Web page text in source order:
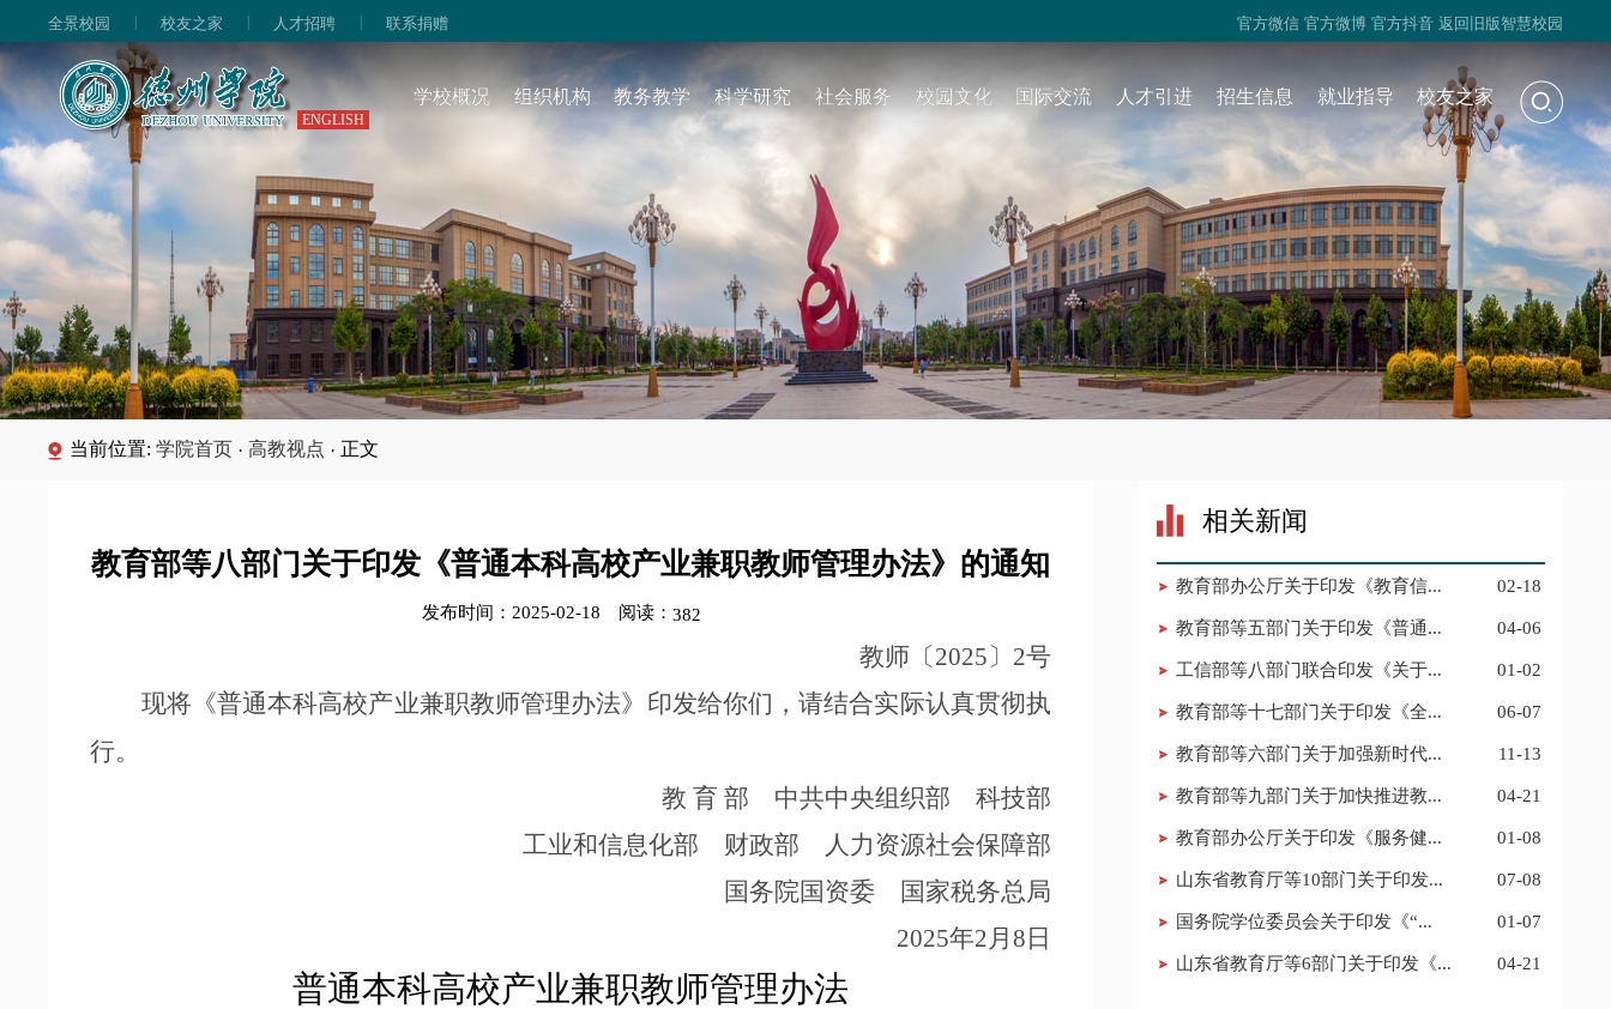
全景校园 | 校友之家 | 人才招聘 | 联系捐赠 官方微信 官方微博 官方抖音 返回旧版智慧校园
ENGLISH
学校概况 组织机构 教务教学 科学研究 社会服务 校园文化 国际交流 人才引进 招生信息 就业指导 校友之家
当前位置:学院首页 · 高教视点 · 正文
教育部等八部门关于印发《普通本科高校产业兼职教师管理办法》的通知
发布时间：2025-02-18 阅读： 382
教师〔2025〕2号
现将《普通本科高校产业兼职教师管理办法》印发给你们，请结合实际认真贯彻执
行。
教 育 部 中共中央组织部 科技部
工业和信息化部 财政部 人力资源社会保障部
国务院国资委 国家税务总局
2025年2月8日
普通本科高校产业兼职教师管理办法
相关新闻
教育部办公厅关于印发《教育信... 02-18
教育部等五部门关于印发《普通... 04-06
工信部等八部门联合印发《关于... 01-02
教育部等十七部门关于印发《全... 06-07
教育部等六部门关于加强新时代... 11-13
教育部等九部门关于加快推进教... 04-21
教育部办公厅关于印发《服务健... 01-08
山东省教育厅等10部门关于印发... 07-08
国务院学位委员会关于印发《“... 01-07
山东省教育厅等6部门关于印发《... 04-21